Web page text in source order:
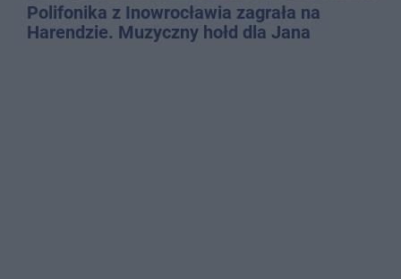
Polifonika z Inowrocławia zagrała na
Harendzie. Muzyczny hołd dla Jana